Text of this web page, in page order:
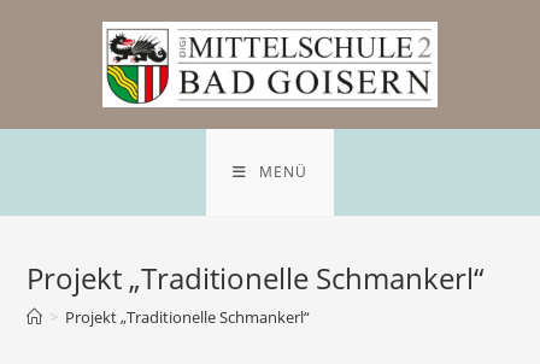
MENÜ
Projekt „Traditionelle Schmankerl“
> Projekt „Traditionelle Schmankerl“